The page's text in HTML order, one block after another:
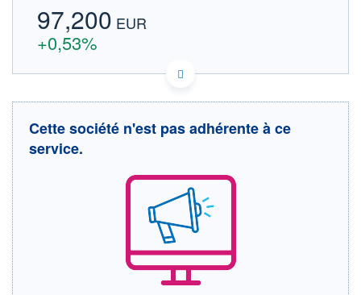
97,200 EUR
+0,53%
US4943681035 KMY
Cotation sur les autres places
11h06 11h43
CLÔTURE VEILLE
Cette société n'est pas adhérente à ce
service.